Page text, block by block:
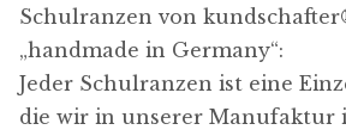
Schulranzen von
„handmade in Germany“:
Jeder Schulranzen ist eine
die wir in unserer Manufaktur
-